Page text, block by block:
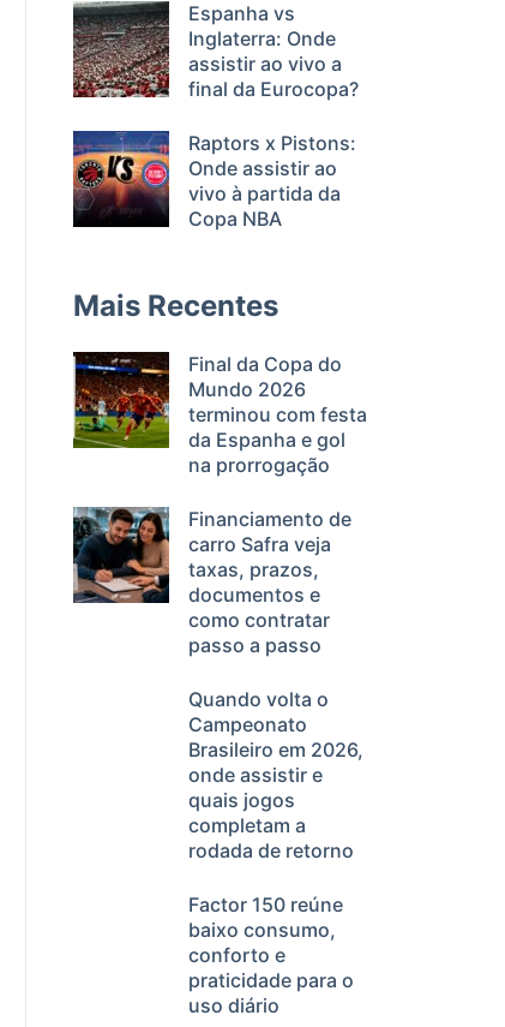
Espanha vs
Inglaterra: Onde
assistir ao vivo a
final da Eurocopa?
Raptors x Pistons:
Onde assistir ao
vivo à partida da
Copa NBA
Mais Recentes
Final da Copa do
Mundo 2026
terminou com festa
da Espanha e gol
na prorrogação
Financiamento de
carro Safra veja
taxas, prazos,
documentos e
como contratar
passo a passo
Quando volta o
Campeonato
Brasileiro em 2026,
onde assistir e
quais jogos
completam a
rodada de retorno
Factor 150 reúne
baixo consumo,
conforto e
praticidade para o
uso diário